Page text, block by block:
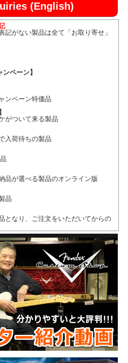
(English)
記がない製品は全て「お取り寄せ」
ペーン】
ンペーン特価品
がついて来る製品
入荷待ちの製品
品が選べる製品のオンライン版
品
となり、ご注文をいただいてからの